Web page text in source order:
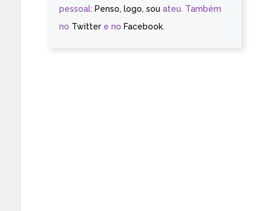
pessoal: Penso, logo, sou ateu. Também
no Twitter e no Facebook.